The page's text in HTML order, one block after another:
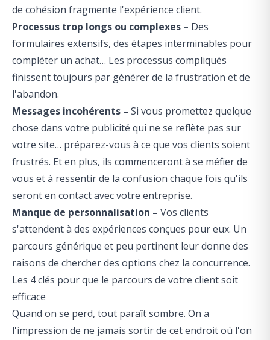
de cohésion fragmente l'expérience client.
Processus trop longs ou complexes – Des
formulaires extensifs, des étapes interminables pour
compléter un achat… Les processus compliqués
finissent toujours par générer de la frustration et de
l'abandon.
Messages incohérents – Si vous promettez quelque
chose dans votre publicité qui ne se reflète pas sur
votre site… préparez-vous à ce que vos clients soient
frustrés. Et en plus, ils commenceront à se méfier de
vous et à ressentir de la confusion chaque fois qu'ils
seront en contact avec votre entreprise.
Manque de personnalisation – Vos clients
s'attendent à des expériences conçues pour eux. Un
parcours générique et peu pertinent leur donne des
raisons de chercher des options chez la concurrence.
Les 4 clés pour que le parcours de votre client soit
efficace
Quand on se perd, tout paraît sombre. On a
l'impression de ne jamais sortir de cet endroit où l'on